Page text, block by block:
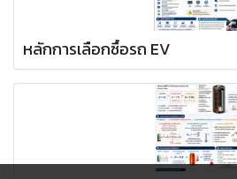
หลักการเลือกซื้อรถ EV